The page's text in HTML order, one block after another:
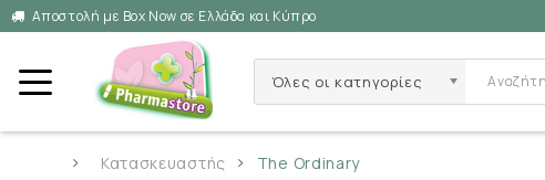
Αποστολή με Box Now σε Ελλάδα και Κύπρο
Όλες οι κατηγορίες
Κατασκευαστής The Ordinary